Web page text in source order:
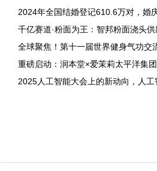
2024年全国结婚登记610.6万对，婚
千亿赛道·粉面为王：智邦粉面浇头
全球聚焦！第十一届世界健身气功交
重磅启动：润本堂×爱茉莉太平洋集
2025人工智能大会上的新动向，人